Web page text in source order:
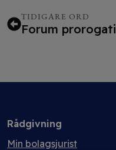
TIDIGARE ORD
Forum prorogati
Rådgivning
Min bolagsjurist